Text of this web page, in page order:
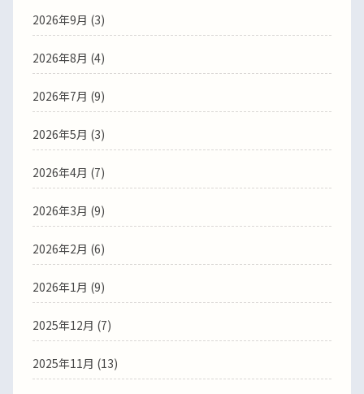
2026年9月 (3)
2026年8月 (4)
2026年7月 (9)
2026年5月 (3)
2026年4月 (7)
2026年3月 (9)
2026年2月 (6)
2026年1月 (9)
2025年12月 (7)
2025年11月 (13)